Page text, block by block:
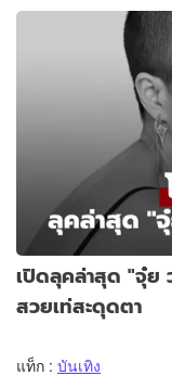
เปิดลุคล่าสุด "จุ๋ย
สวยเท่สะดุดตา
แท็ก : บันเทิง